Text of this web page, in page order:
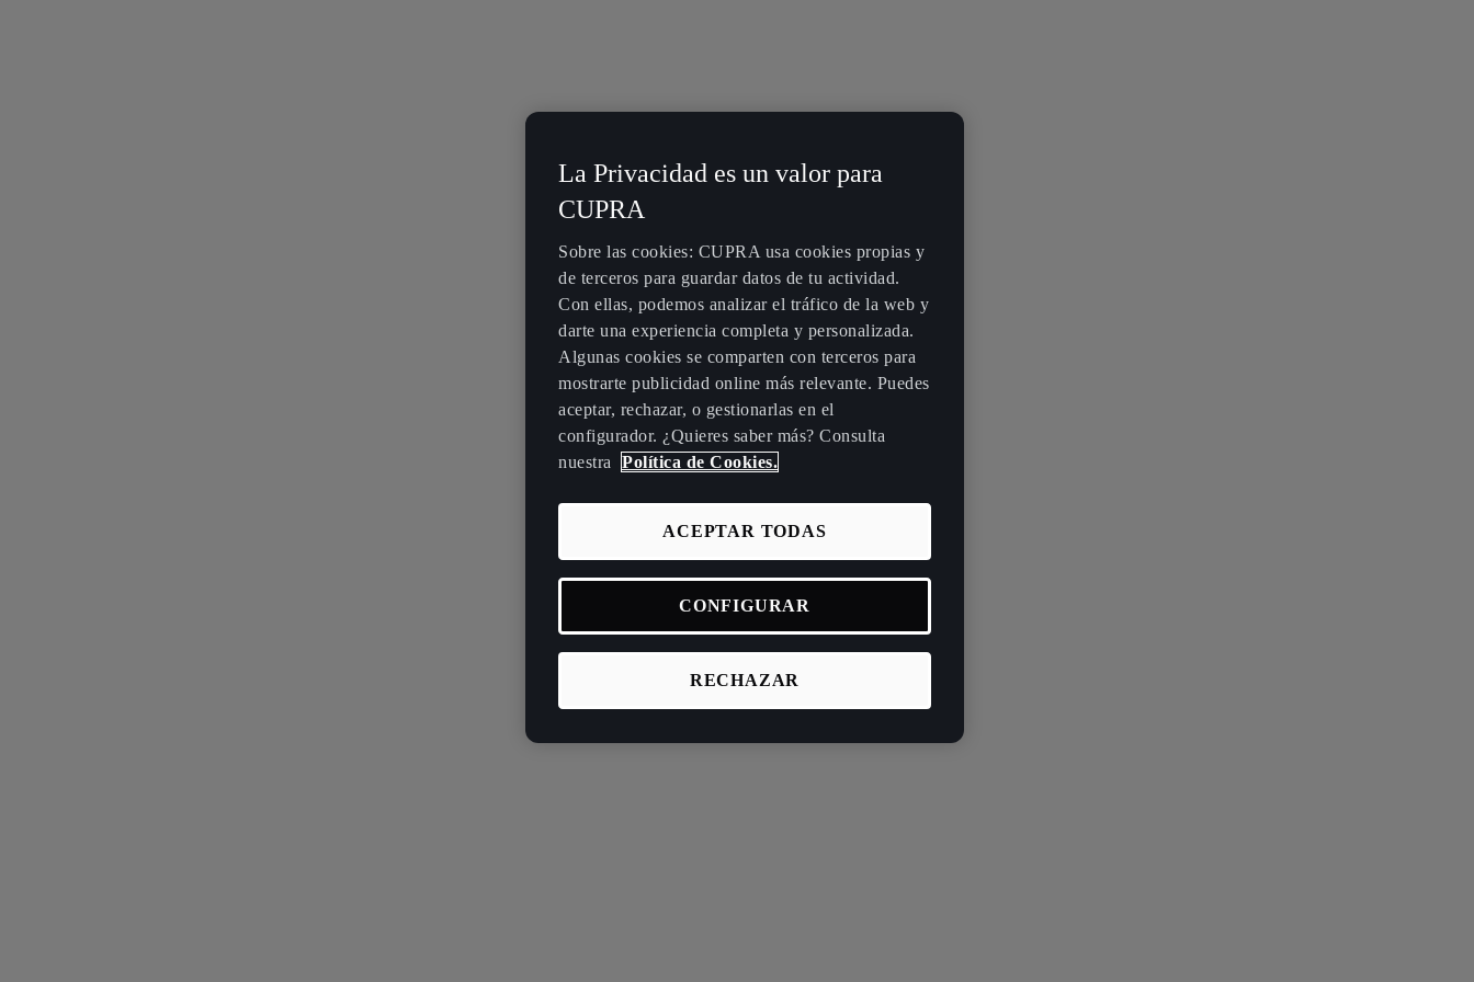
La Privacidad es un valor para
CUPRA
Sobre las cookies: CUPRA usa cookies propias y
de terceros para guardar datos de tu actividad.
Con ellas, podemos analizar el tráfico de la web y
darte una experiencia completa y personalizada.
Algunas cookies se comparten con terceros para
mostrarte publicidad online más relevante. Puedes
aceptar, rechazar, o gestionarlas en el
configurador. ¿Quieres saber más? Consulta
nuestra
Política de Cookies.
RECHAZAR
ACEPTAR TODAS
CONFIGURAR